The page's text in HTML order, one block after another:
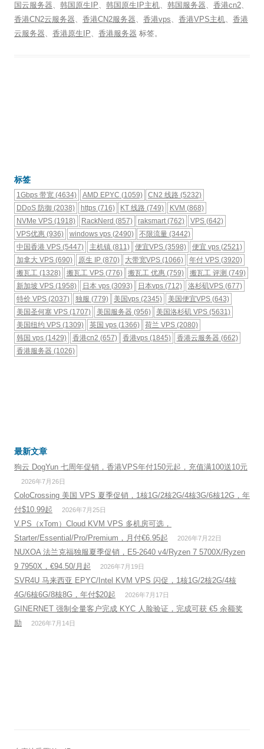
国云服务器、 韩国原生IP、 韩国原生IP主机、 韩国服务器、 香港cn2、
香港CN2云服务器、 香港CN2服务器、 香港vps、 香港VPS主机、 香港
云服务器、 香港原生IP、 香港服务器 标签。
标签
1Gbps 带宽 (4634) AMD EPYC (1059) CN2 线路 (5232)
DDoS 防御 (2038) https(716) KT 线路 (749) KVM (868)
NVMe VPS (1918) RackNerd (857) raksmart(762) VPS(642)
VPS优惠 (936) windows vps(2490) 不限流量 (3442)
中国香港 VPS (5447) 主机镇(811) 便宜VPS (3598) 便宜 vps(2521)
加拿大 VPS (690) 原生 IP(870) 大带宽VPS (1066) 年付 VPS(3920)
搬瓦工 (1328) 搬瓦工 VPS(776) 搬瓦工 优惠 (759) 搬瓦工 评测 (749)
新加坡 VPS (1958) 日本 vps(3093) 日本vps (712) 洛杉矶VPS(677)
特价 VPS (2037) 独服 (779) 美国vps (2345) 美国便宜VPS(643)
美国圣何塞 VPS (1707) 美国服务器 (956) 美国洛杉矶 VPS (5631)
美国纽约 VPS (1309) 英国 vps(1366) 荷兰 VPS (2080)
韩国 vps (1429) 香港cn2 (657) 香港vps (1845) 香港云服务器 (662)
香港服务器 (1026)
最新文章
狗云 DogYun 七周年促销，香港VPS年付150元起，充值满100送10元
2026年7月26日
ColoCrossing 美国 VPS 夏季促销，1核1G/2核2G/4核3G/6核12G，年
付$10.99起
2026年7月25日
V.PS（xTom）Cloud KVM VPS 多机房可选，
Starter/Essential/Pro/Premium，月付€6.95起
2026年7月22日
NUXOA 法兰克福独服夏季促销，E5-2640 v4/Ryzen 7 5700X/Ryzen
9 7950X，€94.50/月起
2026年7月19日
SVR4U 马来西亚 EPYC/Intel KVM VPS 闪促，1核1G/2核2G/4核
4G/6核6G/8核8G，年付$20起
2026年7月17日
GINERNET 强制全量客户完成 KYC 人脸验证，完成可获 €5 余额奖
励
2026年7月14日